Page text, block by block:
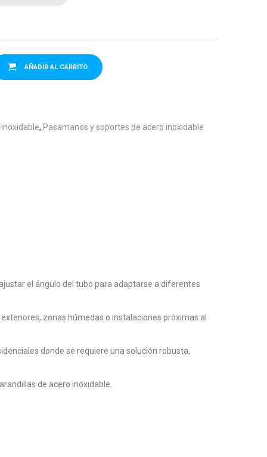
AÑADIR AL CARRITO
, Pasamanos y soportes de acero inoxidable
el ángulo del tubo para adaptarse a diferentes
zonas húmedas o instalaciones próximas al
donde se requiere una solución robusta,
de acero inoxidable.